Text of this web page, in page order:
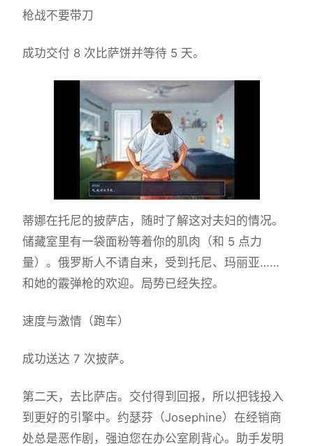
枪战不要带刀
成功交付 8 次比萨饼并等待 5 天。
蒂娜在托尼的披萨店，随时了解这对夫妇的情况。
储藏室里有一袋面粉等着你的肌肉（和 5 点力
量）。俄罗斯人不请自来，受到托尼、玛丽亚……
和她的霰弹枪的欢迎。局势已经失控。
速度与激情（跑车）
成功送达 7 次披萨。
第二天，去比萨店。交付得到回报，所以把钱投入
到更好的引擎中。约瑟芬（Josephine）在经销商
处总是恶作剧，强迫您在办公室刷背心。助手发明